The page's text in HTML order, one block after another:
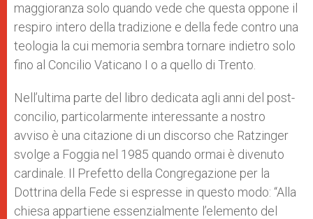
maggioranza solo quando vede che questa oppone il
respiro intero della tradizione e della fede contro una
teologia la cui memoria sembra tornare indietro solo
fino al Concilio Vaticano I o a quello di Trento.
Nell’ultima parte del libro dedicata agli anni del post-
concilio, particolarmente interessante a nostro
avviso è una citazione di un discorso che Ratzinger
svolge a Foggia nel 1985 quando ormai è divenuto
cardinale. Il Prefetto della Congregazione per la
Dottrina della Fede si espresse in questo modo: “Alla
chiesa appartiene essenzialmente l’elemento del